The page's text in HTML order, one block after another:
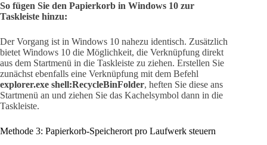
So fügen Sie den Papierkorb in Windows 10 zur
Taskleiste hinzu:
Der Vorgang ist in Windows 10 nahezu identisch. Zusätzlich
bietet Windows 10 die Möglichkeit, die Verknüpfung direkt
aus dem Startmenü in die Taskleiste zu ziehen. Erstellen Sie
zunächst ebenfalls eine Verknüpfung mit dem Befehl
explorer.exe shell:RecycleBinFolder, heften Sie diese ans
Startmenü an und ziehen Sie das Kachelsymbol dann in die
Taskleiste.
Methode 3: Papierkorb-Speicherort pro Laufwerk steuern